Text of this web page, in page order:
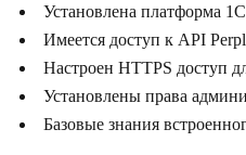
Установлена платформа
Имеется доступ к API
Настроен HTTPS доступ
Установлены права
Базовые знания